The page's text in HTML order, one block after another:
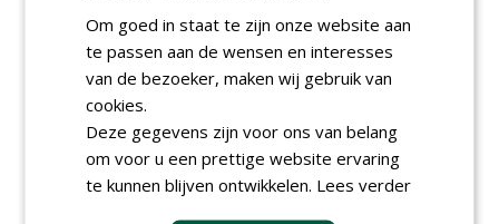
Om goed in staat te zijn onze website aan
te passen aan de wensen en interesses
van de bezoeker, maken wij gebruik van
cookies.
Deze gegevens zijn voor ons van belang
om voor u een prettige website ervaring
te kunnen blijven ontwikkelen. Lees verder